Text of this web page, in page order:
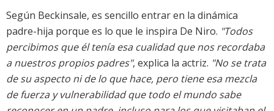
Según Beckinsale, es sencillo entrar en la dinámica
padre-hija porque es lo que le inspira De Niro. "Todos
percibimos que él tenía esa cualidad que nos recordaba
a nuestros propios padres", explica la actriz. "No se trata
de su aspecto ni de lo que hace, pero tiene esa mezcla
de fuerza y vulnerabilidad que todo el mundo sabe